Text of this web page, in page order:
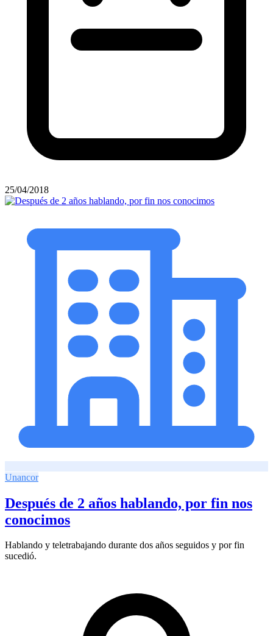
25/04/2018
Unancor
Después de 2 años hablando, por fin nos
conocimos
Hablando y teletrabajando durante dos años seguidos y por fin
sucedió.